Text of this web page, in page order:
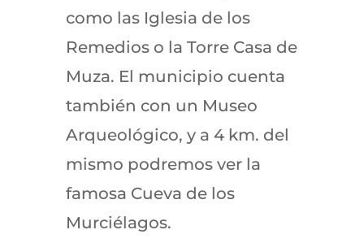
como las Iglesia de los
Remedios o la Torre Casa de
Muza. El municipio cuenta
también con un Museo
Arqueológico, y a 4 km. del
mismo podremos ver la
famosa Cueva de los
Murciélagos.